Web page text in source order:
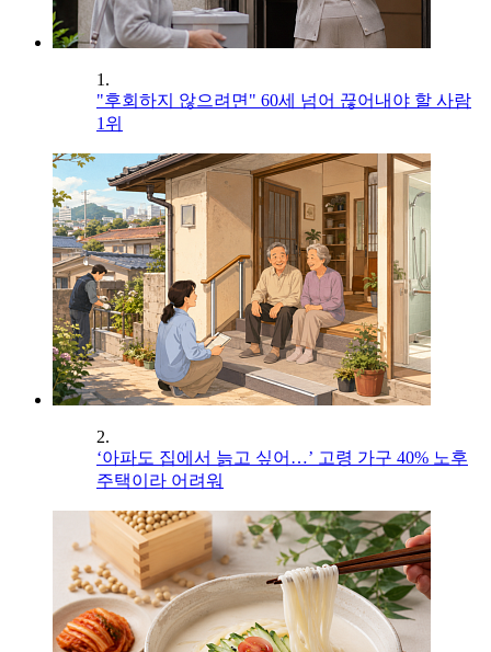
1.
"후회하지 않으려면" 60세 넘어 끊어내야 할 사람
1위
2.
‘아파도 집에서 늙고 싶어…’ 고령 가구 40% 노후
주택이라 어려워